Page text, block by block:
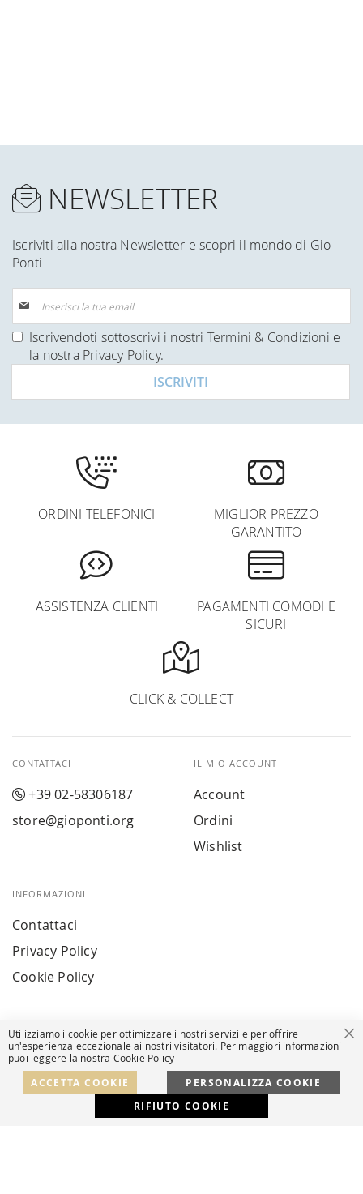
NEWSLETTER
Iscriviti alla nostra Newsletter e scopri il mondo di Gio
Ponti
alla
nostra
Newsletter:
Iscrivendoti sottoscrivi i nostri Termini & Condizioni e
la nostra Privacy Policy.
ISCRIVITI
ORDINI TELEFONICI
MIGLIOR PREZZO
GARANTITO
ASSISTENZA CLIENTI
PAGAMENTI COMODI E
SICURI
CLICK & COLLECT
CONTATTACI
+39 02-58306187
store@gioponti.org
IL MIO ACCOUNT
Account
Ordini
Wishlist
INFORMAZIONI
Contattaci
Privacy Policy
Cookie Policy
© Powered by MAV Arreda s.r.l. | P.IVA IT05919160969
Developed with byDF Solution
Utilizziamo i cookie per ottimizzare i nostri servizi e per offrire
un'esperienza eccezionale ai nostri visitatori. Per maggiori informazioni
puoi leggere la nostra Cookie Policy
ACCETTA COOKIE
PERSONALIZZA COOKIE
RIFIUTO COOKIE